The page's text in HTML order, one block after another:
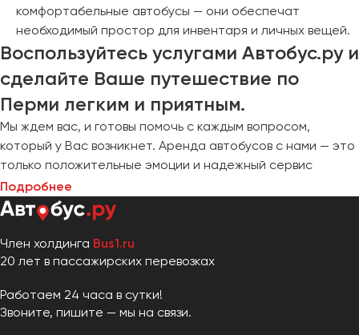
комфортабельные автобусы — они обеспечат
необходимый простор для инвентаря и личных вещей.
Воспользуйтесь услугами Автобус.ру и
сделайте Ваше путешествие по
Перми легким и приятным.
Мы ждем вас, и готовы помочь с каждым вопросом,
который у Вас возникнет. Аренда автобусов с нами — это
только положительные эмоции и надежный сервис
Подробнее
Член холдинга Bus1.ru
20 лет в пассажирских перевозках
Работаем 24 часа в сутки!
Звоните, пишите — мы на связи.